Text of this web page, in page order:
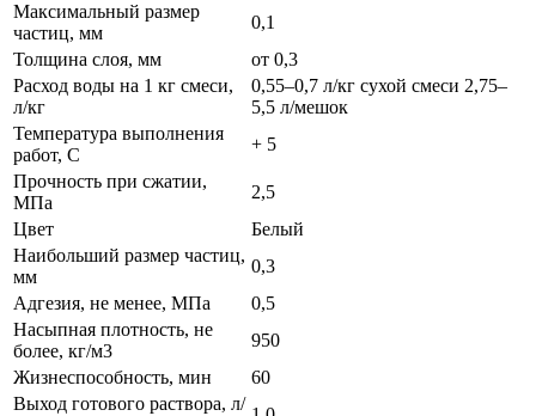
Максимальный размер
частиц, мм
0,1
Толщина слоя, мм
от 0,3
Расход воды на 1 кг смеси,
л/кг
0,55–0,7 л/кг сухой смеси 2,75–
5,5 л/мешок
Температура выполнения
работ, C
+ 5
Прочность при сжатии,
МПа
2,5
Цвет
Белый
Наибольший размер частиц,
мм
0,3
Адгезия, не менее, МПа
0,5
Насыпная плотность, не
более, кг/м3
950
Жизнеспособность, мин
60
Выход готового раствора, л/